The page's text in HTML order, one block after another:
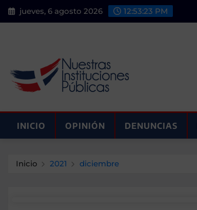
Saltar
al
jueves, 6 agosto 2026 12:53:23 PM
INICIO OPINIÓN DENUNCIAS
Inicio 2021 diciembre